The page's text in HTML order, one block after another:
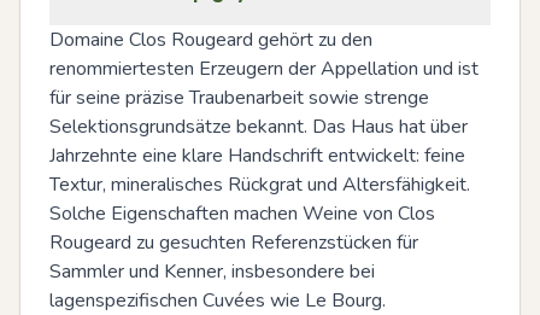
Domaine Clos Rougeard gehört zu den
renommiertesten Erzeugern der Appellation und ist
für seine präzise Traubenarbeit sowie strenge
Selektionsgrundsätze bekannt. Das Haus hat über
Jahrzehnte eine klare Handschrift entwickelt: feine
Textur, mineralisches Rückgrat und Altersfähigkeit.
Solche Eigenschaften machen Weine von Clos
Rougeard zu gesuchten Referenzstücken für
Sammler und Kenner, insbesondere bei
lagenspezifischen Cuvées wie Le Bourg.